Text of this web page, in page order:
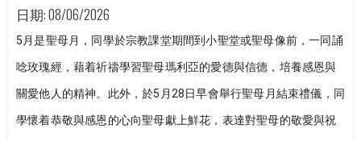
日期:08/06/2026
5月是聖母月，同學於宗教課堂期間到小聖堂或聖母像前，一同誦
唸玫瑰經，藉着祈禱學習聖母瑪利亞的愛德與信德，培養感恩與
關愛他人的精神。此外，於5月28日早會舉行聖母月結束禮儀，同
學懷着恭敬與感恩的心向聖母獻上鮮花，表達對聖母的敬愛與祝